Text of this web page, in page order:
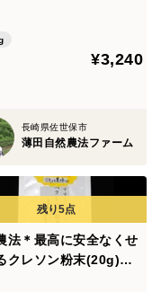
ていると、栄養価の
いたこともあり、薬
していました。そこ
しか作れない」と気
¥3,240
長崎県佐世保市
薄田自然農法ファーム
法＊最高に安全なくせ
クレソン粉末(20g)ｘ3